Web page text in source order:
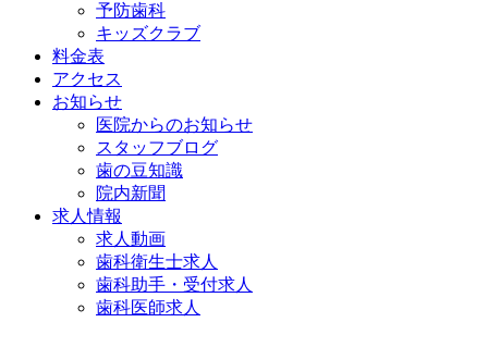
予防歯科
キッズクラブ
料金表
アクセス
お知らせ
医院からのお知らせ
スタッフブログ
歯の豆知識
院内新聞
求人情報
求人動画
歯科衛生士求人
歯科助手・受付求人
歯科医師求人